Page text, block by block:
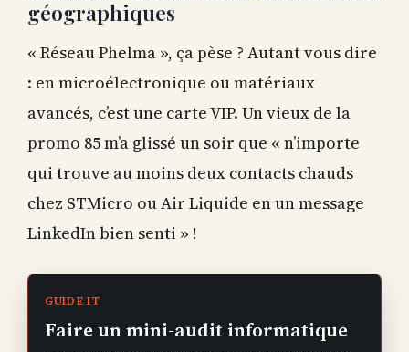
géographiques
« Réseau Phelma », ça pèse ? Autant vous dire
: en microélectronique ou matériaux
avancés, c’est une carte VIP. Un vieux de la
promo 85 m’a glissé un soir que « n’importe
qui trouve au moins deux contacts chauds
chez STMicro ou Air Liquide en un message
LinkedIn bien senti » !
GUIDE IT
Faire un mini-audit informatique